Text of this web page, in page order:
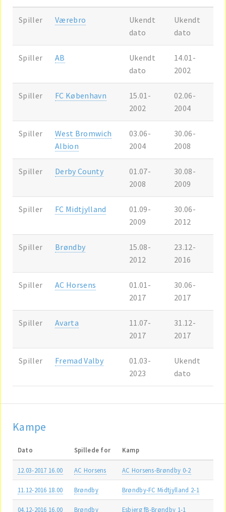
Spiller Værebro
Ukendt
dato
Ukendt
dato
Spiller AB
Ukendt
dato
14.01-
2002
Spiller FC København
15.01-
2002
02.06-
2004
Spiller
West Bromwich
Albion
03.06-
2004
30.06-
2008
Spiller Derby County
01.07-
2008
30.08-
2009
Spiller FC Midtjylland
01.09-
2009
30.06-
2012
Spiller Brøndby
15.08-
2012
23.12-
2016
Spiller AC Horsens
01.01-
2017
30.06-
2017
Spiller Avarta
11.07-
2017
31.12-
2017
Spiller Fremad Valby
01.03-
2023
Ukendt
dato
Kampe
Dato Spillede for Kamp
12.03-2017 16.00 AC Horsens AC Horsens-Brøndby 0-2
11.12-2016 18.00 Brøndby Brøndby-FC Midtjylland 2-1
04.12-2016 16.00 Brøndby Esbjerg fB-Brøndby 1-1